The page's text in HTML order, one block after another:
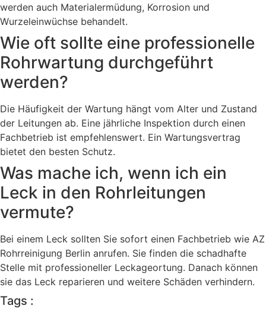
werden auch Materialermüdung, Korrosion und
Wurzeleinwüchse behandelt.
Wie oft sollte eine professionelle
Rohrwartung durchgeführt
werden?
Die Häufigkeit der Wartung hängt vom Alter und Zustand
der Leitungen ab. Eine jährliche Inspektion durch einen
Fachbetrieb ist empfehlenswert. Ein Wartungsvertrag
bietet den besten Schutz.
Was mache ich, wenn ich ein
Leck in den Rohrleitungen
vermute?
Bei einem Leck sollten Sie sofort einen Fachbetrieb wie AZ
Rohrreinigung Berlin anrufen. Sie finden die schadhafte
Stelle mit professioneller Leckageortung. Danach können
sie das Leck reparieren und weitere Schäden verhindern.
Tags :